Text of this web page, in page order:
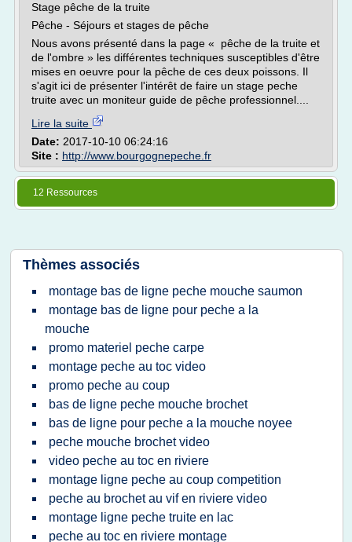
Stage pêche de la truite
Pêche - Séjours et stages de pêche
Nous avons présenté dans la page « pêche de la truite et
de l'ombre » les différentes techniques susceptibles d'être
mises en oeuvre pour la pêche de ces deux poissons. Il
s'agit ici de présenter l'intérêt de faire un stage peche
truite avec un moniteur guide de pêche professionnel....
Lire la suite
Date: 2017-10-10 06:24:16
Site : http://www.bourgognepeche.fr
12 Ressources
Thèmes associés
montage bas de ligne peche mouche saumon
montage bas de ligne pour peche a la
mouche
promo materiel peche carpe
montage peche au toc video
promo peche au coup
bas de ligne peche mouche brochet
bas de ligne pour peche a la mouche noyee
peche mouche brochet video
video peche au toc en riviere
montage ligne peche au coup competition
peche au brochet au vif en riviere video
montage ligne peche truite en lac
peche au toc en riviere montage